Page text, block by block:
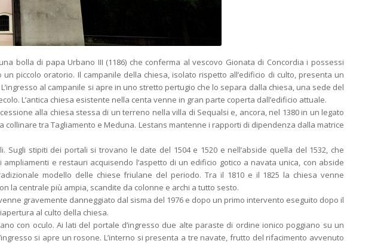
bolla di papa Urbano III (1186) che conferma al vescovo Gionata di Concordia i possessi
piccolo oratorio. Il campanile della chiesa, isolato rispetto all’edificio di culto, presenta un
al campanile si apre in uno stretto pertugio che lo separa dalla chiesa, una sede del
L’antica chiesa esistente nella centa venne in gran parte coperta dall’edificio attuale.
alla chiesa stessa di un terreno nella villa di Sequalsi e, ancora, nel 1380 in un legato
tra Tagliamento e Meduna. Lestans mantenne i rapporti di dipendenza dalla matrice
Sugli stipiti dei portali si trovano le date del 1504 e 1520 e nell’abside quella del 1532, che
e restauri acquisendo l’aspetto di un edificio gotico a navata unica, con abside
modello delle chiese friulane del periodo. Tra il 1810 e il 1825 la chiesa venne
la centrale più ampia, scandite da colonne e archi a tutto sesto.
gravemente danneggiato dal sisma del 1976 e dopo un primo intervento eseguito dopo il
al culto della chiesa.
con oculo. Ai lati del portale d’ingresso due alte paraste di ordine ionico poggiano su un
si apre un rosone. L’interno si presenta a tre navate, frutto del rifacimento avvenuto